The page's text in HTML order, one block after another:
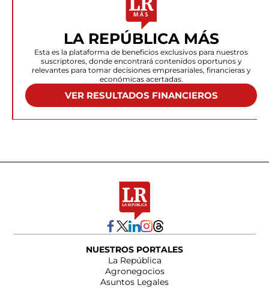
LA REPÚBLICA MÁS
Esta es la plataforma de beneficios exclusivos para nuestros
suscriptores, donde encontrará contenidos oportunos y
relevantes para tomar decisiones empresariales, financieras y
económicas acertadas.
VER RESULTADOS FINANCIEROS
NUESTROS PORTALES
La República
Agronegocios
Asuntos Legales